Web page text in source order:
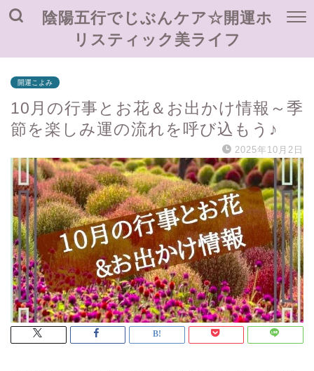
陰陽五行でじぶんケア☆開運ホ
リスティック美ライフ
開運こよみ
10月の行事とお花＆お出かけ情報～季
節を楽しみ運の流れを呼び込もう♪
2025年10月2日